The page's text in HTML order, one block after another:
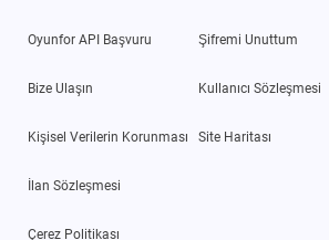
Oyunfor API Başvuru
Bize Ulaşın
Kişisel Verilerin Korunması
İlan Sözleşmesi
Çerez Politikası
Şifremi Unuttum
Kullanıcı Sözleşmesi
Site Haritası